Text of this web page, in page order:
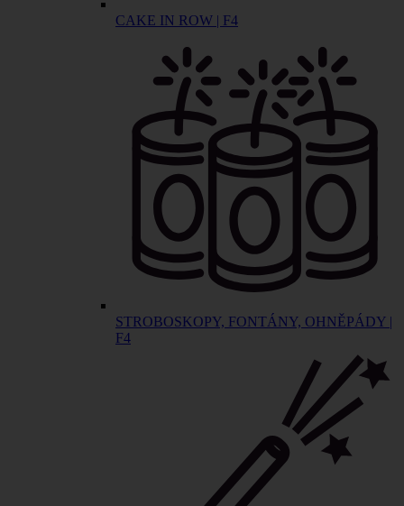
CAKE IN ROW | F4
STROBOSKOPY, FONTÁNY, OHNĚPÁDY |
F4